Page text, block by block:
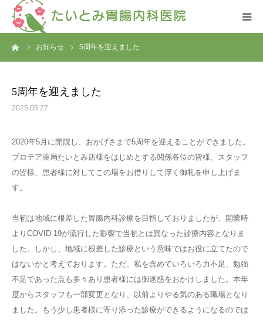
お知らせ 5周年を迎えました
5周年を迎えました
2025.05.27
2020年5月に開院し、おかげさまで5周年を迎えることができました。
プロテア薬局たいとみ店様をはじめとする関係各位の皆様、スタッフ
の皆様、患者様に対してこの場をお借りして厚く御礼を申し上げま
す。
当初は地域に根差した胃腸内科診療を目指しておりましたが、開業時
よりCOVID-19が流行した影響で当初とは異なった診療内容となりま
した。しかし、地域に根差した診療という意味ではお役に立てたので
はないかと考えております。ただ、私を含めていろいろ力不足、勉強
不足であった点も多々あり患者様には御迷惑をおかけしました。本年
度からスタッフも一部変更となり、以前よりやる気のある職場となり
ました。もう少し患者様に寄り添った診療ができるようになるのでは
HOME
アクセス